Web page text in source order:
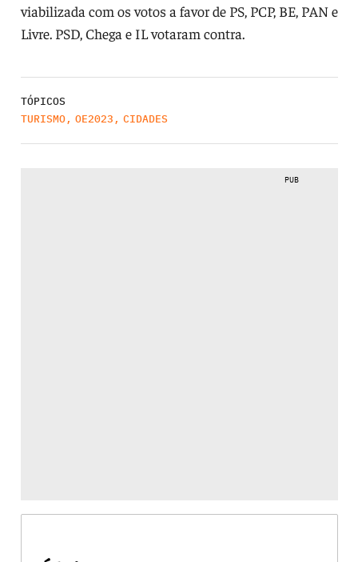
viabilizada com os votos a favor de PS, PCP, BE, PAN e
Livre. PSD, Chega e IL votaram contra.
TÓPICOS
TURISMO, OE2023 , CIDADES
PUB